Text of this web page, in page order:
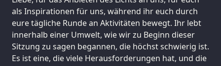
als Inspirationen für uns, während ihr euch durch
eure tägliche Runde an Aktivitäten bewegt. Ihr lebt
innerhalb einer Umwelt, wie wir zu Beginn dieser
Sitzung zu sagen begannen, die höchst schwierig ist.
Es ist eine, die viele Herausforderungen hat, und die